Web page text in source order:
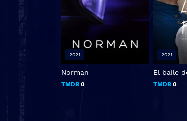
Norman
TMDB 0
2021
El baile
TMDB 0
2021